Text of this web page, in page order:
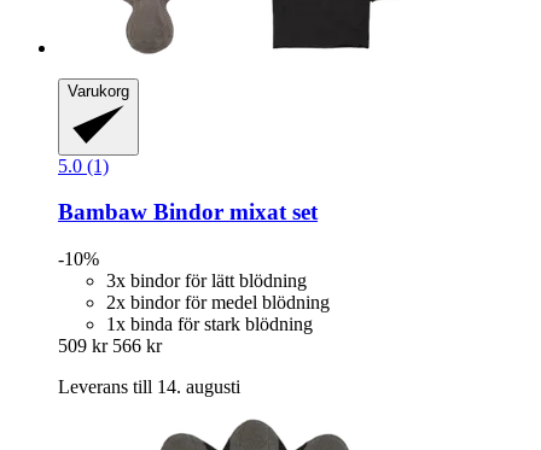
Varukorg
5.0 (1)
Bambaw Bindor mixat set
-10%
3x bindor för lätt blödning
2x bindor för medel blödning
1x binda för stark blödning
509 kr 566 kr
Leverans till 14. augusti